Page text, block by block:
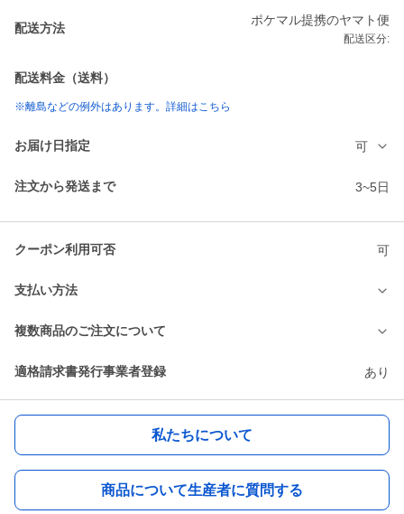
配送方法
ポケマル提携のヤマト便
配送区分:
配送料金（送料）
※離島などの例外はあります。詳細はこちら
お届け日指定 可
注文から発送まで 3~5日
クーポン利用可否 可
支払い方法
複数商品のご注文について
適格請求書発行事業者登録 あり
私たちについて
商品について生産者に質問する